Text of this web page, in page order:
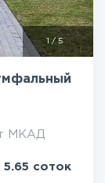
1 /5
МКАД
5.65 соток